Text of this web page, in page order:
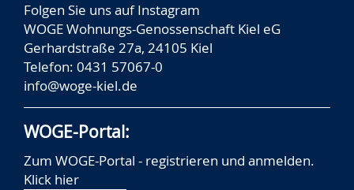
Folgen Sie uns aufInstagram
WOGE Wohnungs-Genossenschaft Kiel eG
Gerhardstraße 27a, 24105 Kiel
Telefon: 0431 57067-0
info@woge-kiel.de
WOGE-Portal:
Zum WOGE-Portal - registrieren und anmelden.
Klick hier